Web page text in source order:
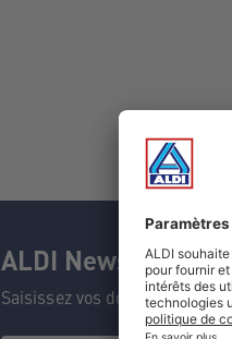
ALDI Newsletter
Saisissez vos données et ne